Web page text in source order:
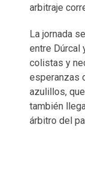
arbitraje
La jornada
entre Dúrcal
colistas y
esperanzas
azulillos,
también
árbitro del